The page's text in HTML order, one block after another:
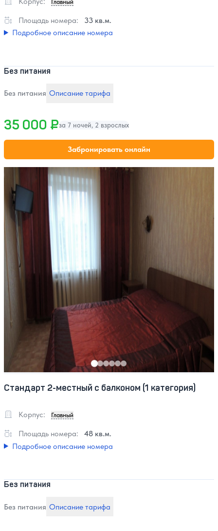
Площадь номера:
33 кв.м.
Подробное описание номера
Без питания
Без питания Описание тарифа
35 000 ₽за 7 ночей, 2 взрослых
Забронировать онлайн
Стандарт 2-местный с балконом (1 категория)
Корпус: Главный
Площадь номера:
48 кв.м.
Подробное описание номера
Без питания
Без питания Описание тарифа